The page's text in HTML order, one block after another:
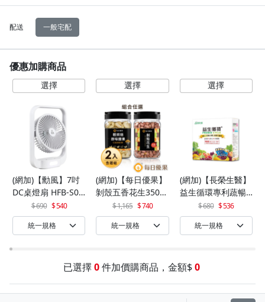
配送 一般宅配
優惠加購商品
(網加)【勳風】7吋
DC桌燈扇 HFB-S06
690 540
(網加)【每日優果】
剝殼五香花生350G
+罐裝原味烘焙腰果
320G
1,165 740
(網加)【長榮生醫】
益生循環專利蔬暢
配方輕體順暢(30包/
盒)x1
680 536
已選擇 0 件加價購商品，金額$ 0